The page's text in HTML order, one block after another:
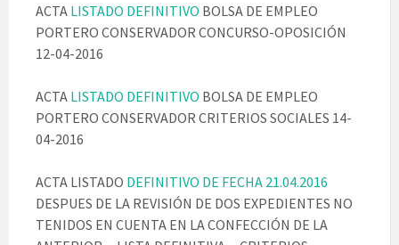
ACTA LISTADO DEFINITIVO BOLSA DE EMPLEO
PORTERO CONSERVADOR CONCURSO-OPOSICIÓN
12-04-2016
ACTA LISTADO DEFINITIVO BOLSA DE EMPLEO
PORTERO CONSERVADOR CRITERIOS SOCIALES 14-
04-2016
ACTA LISTADO DEFINITIVO DE FECHA 21.04.2016
DESPUES DE LA REVISIÓN DE DOS EXPEDIENTES NO
TENIDOS EN CUENTA EN LA CONFECCIÓN DE LA